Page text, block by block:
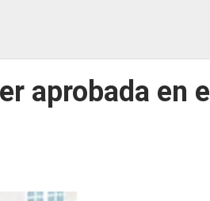
aprobada en el